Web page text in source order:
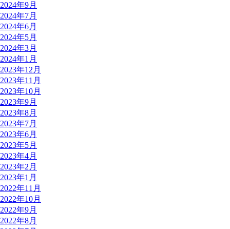
2024年9月
2024年7月
2024年6月
2024年5月
2024年3月
2024年1月
2023年12月
2023年11月
2023年10月
2023年9月
2023年8月
2023年7月
2023年6月
2023年5月
2023年4月
2023年2月
2023年1月
2022年11月
2022年10月
2022年9月
2022年8月